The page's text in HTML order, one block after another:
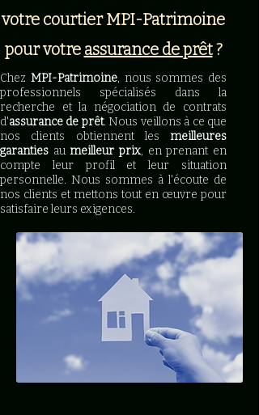
votre courtier MPI-Patrimoine
pour votre assurance de prêt?
Chez MPI-Patrimoine, nous sommes des
professionnels spécialisés dans la
recherche et la négociation de contrats
d'assurance de prêt. Nous veillons à ce que
nos clients obtiennent les meilleures
garanties au meilleur prix, en prenant en
compte leur profil et leur situation
personnelle. Nous sommes à l'écoute de
nos clients et mettons tout en œuvre pour
satisfaire leurs exigences.